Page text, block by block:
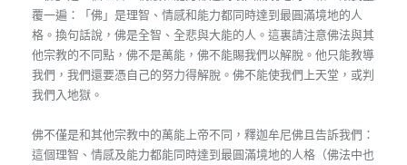
覆一遍：「佛」是理智、情感和能力都同時達到最圓滿境地的人
格。換句話說，佛是全智、全悲與大能的人。這裏請注意佛法與其
他宗教的不同點，佛不是萬能，佛不能賜我們以解脫。他只能教導
我們，我們還要憑自己的努力得解脫。佛不能使我們上天堂，或判
我們入地獄。
佛不僅是和其他宗教中的萬能上帝不同，釋迦牟尼佛且告訴我們：
這個理智、情感及能力都能同時達到最圓滿境地的人格（佛法中也